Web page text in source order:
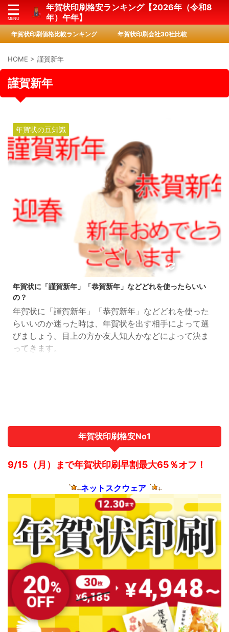
年賀状印刷格安ランキング【2026年（令和8
年）午年】
年賀状印刷価格比較ランキング 年賀状印刷会社30社比較
HOME > 謹賀新年
謹賀新年
年賀状の豆知識
年賀状に「謹賀新年」「恭賀新年」などどれを使ったらいい
の？
年賀状に「謹賀新年」「恭賀新年」などどれを使った
らいいのか迷った時は、年賀状を出す相手によって選
びましょう。目上の方か友人知人かなどによって決ま
ってきます。
年賀状印刷格安No1
9/15（月）まで年賀状印刷早割最大65％オフ！
ネットスクウェア